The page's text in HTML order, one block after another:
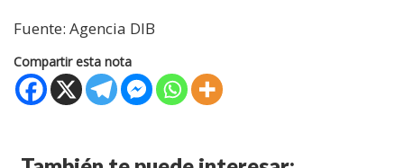
Fuente: Agencia DIB
Compartir esta nota